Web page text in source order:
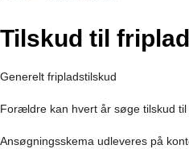
Tilskud til
Generelt fripladstilskud
Forældre kan hvert år søge tilskud
Ansøgningsskema udleveres på